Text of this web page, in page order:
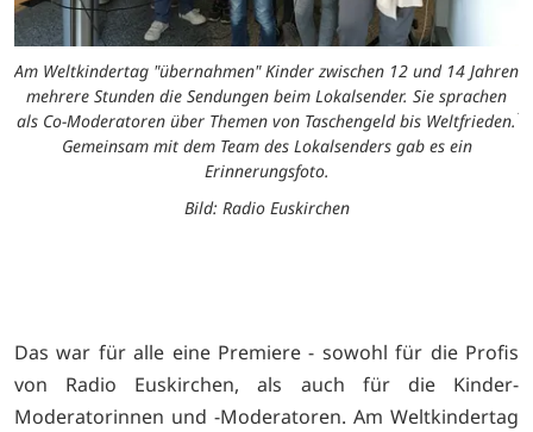
Am Weltkindertag "übernahmen" Kinder zwischen 12 und 14 Jahren
mehrere Stunden die Sendungen beim Lokalsender. Sie sprachen
als Co-Moderatoren über Themen von Taschengeld bis Weltfrieden.
Gemeinsam mit dem Team des Lokalsenders gab es ein
Erinnerungsfoto.
Bild: Radio Euskirchen
Das war für alle eine Premiere - sowohl für die Profis
von Radio Euskirchen, als auch für die Kinder-
Moderatorinnen und -Moderatoren. Am Weltkindertag